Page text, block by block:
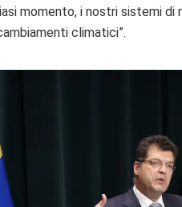
momento, i nostri sistemi di
climatici”.